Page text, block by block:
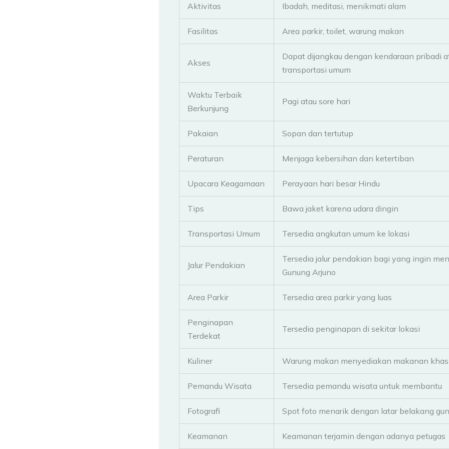
Aktivitas Ibadah, meditasi, menikmati alam
Fasilitas Area parkir, toilet, warung makan
Akses
Dapat dijangkau dengan kendaraan pribadi
transportasi umum
Waktu Terbaik
Berkunjung
Pagi atau sore hari
Pakaian Sopan dan tertutup
Peraturan Menjaga kebersihan dan ketertiban
Upacara Keagamaan Perayaan hari besar Hindu
Tips Bawa jaket karena udara dingin
Transportasi Umum Tersedia angkutan umum ke lokasi
Jalur Pendakian
Tersedia jalur pendakian bagi yang ingin
Gunung Arjuno
Area Parkir Tersedia area parkir yang luas
Penginapan
Terdekat
Tersedia penginapan di sekitar lokasi
Kuliner Warung makan menyediakan makanan
Pemandu Wisata Tersedia pemandu wisata untuk membantu
Fotografi Spot foto menarik dengan latar belakang
Keamanan Keamanan terjamin dengan adanya petugas